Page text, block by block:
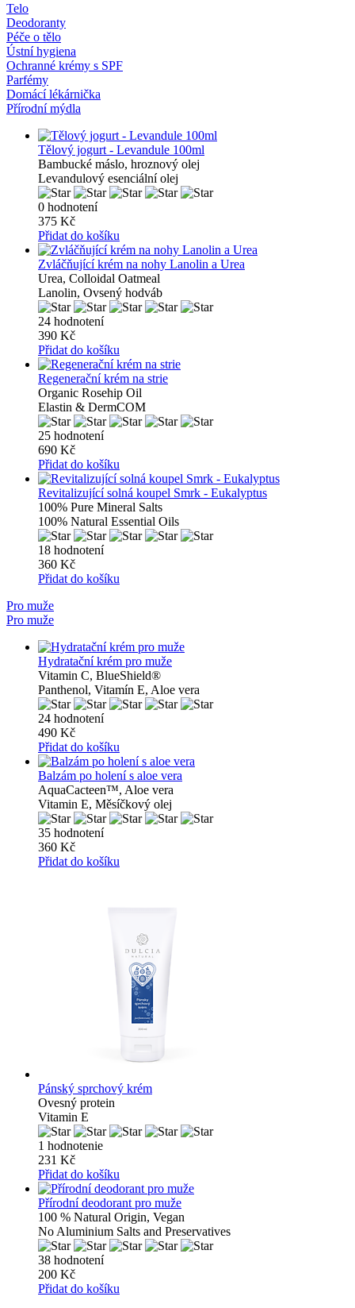
Telo
Deodoranty
Péče o tělo
Ústní hygiena
Ochranné krémy s SPF
Parfémy
Domácí lékárnička
Přírodní mýdla
Tělový jogurt - Levandule 100ml
Bambucké máslo, hroznový olej
Levandulový esenciální olej
0 hodnotení
375 Kč
Přidat do košíku
Zvláčňující krém na nohy Lanolin a Urea
Urea, Colloidal Oatmeal
Lanolin, Ovsený hodváb
24 hodnotení
390 Kč
Přidat do košíku
Regenerační krém na strie
Organic Rosehip Oil
Elastin & DermCOM
25 hodnotení
690 Kč
Přidat do košíku
Revitalizující solná koupel Smrk - Eukalyptus
100% Pure Mineral Salts
100% Natural Essential Oils
18 hodnotení
360 Kč
Přidat do košíku
Pro muže
Pro muže
Hydratační krém pro muže
Vitamin C, BlueShield®
Panthenol, Vitamín E, Aloe vera
24 hodnotení
490 Kč
Přidat do košíku
Balzám po holení s aloe vera
AquaCacteen™, Aloe vera
Vitamin E, Měsíčkový olej
35 hodnotení
360 Kč
Přidat do košíku
Pánský sprchový krém
Ovesný protein
Vitamin E
1 hodnotenie
231 Kč
Přidat do košíku
Přírodní deodorant pro muže
100 % Natural Origin, Vegan
No Aluminium Salts and Preservatives
38 hodnotení
200 Kč
Přidat do košíku